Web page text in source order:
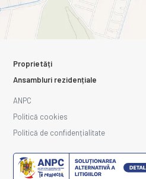
Proprietăți
Ansambluri rezidențiale
ANPC
Politică cookies
Politică de confidențialitate